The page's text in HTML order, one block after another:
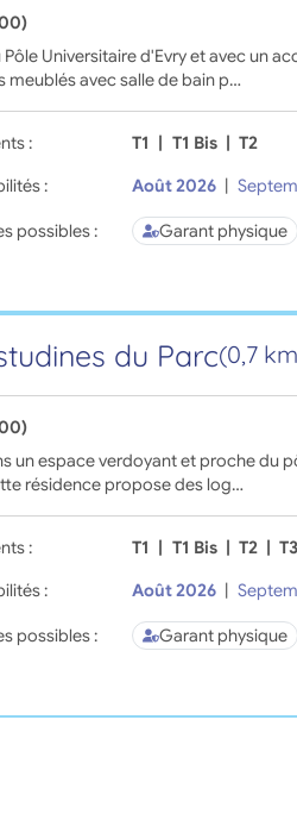
Universitaire d'Evry et avec un
meublés avec salle de bain p…
: T1 | T1 Bis | T2
:
Août 2026 |
possibles : Garant physique
du Parc(0,7
un espace verdoyant et proche du
résidence propose des log…
: T1 | T1 Bis | T2 | T3
:
Août 2026 |
possibles : Garant physique